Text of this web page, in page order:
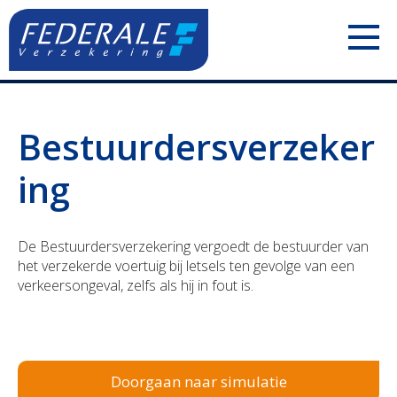
Jouw mobiliteit
Jouw woning
Jouw familie
Jouw pensioen
Polis Check
ZELFSTANDIGEN
Uw voertuigen
Uw aansprakelijkheid
Uw inkomsten
Uw pensioen
ONDERNEMINGEN
Uw personeel
Uw voertuigen
Bestuurdersverzeker
ing
De Bestuurdersverzekering vergoedt de bestuurder van
het verzekerde voertuig bij letsels ten gevolge van een
verkeersongeval, zelfs als hij in fout is.
Doorgaan naar simulatie